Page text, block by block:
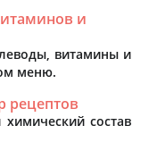
и
витамины и
меню.
рецептов
состав